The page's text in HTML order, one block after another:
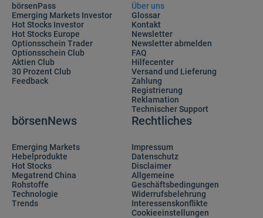
börsenPass
Emerging Markets Investor
Hot Stocks Investor
Hot Stocks Europe
Optionsschein Trader
Optionsschein Club
Aktien Club
30 Prozent Club
Feedback
Über uns
Glossar
Kontakt
Newsletter
Newsletter abmelden
FAQ
Hilfecenter
Versand und Lieferung
Zahlung
Registrierung
Reklamation
Technischer Support
börsenNews
Emerging Markets
Hebelprodukte
Hot Stocks
Megatrend China
Rohstoffe
Technologie
Trends
Rechtliches
Impressum
Datenschutz
Disclaimer
Allgemeine
Geschäftsbedingungen
Widerrufsbelehrung
Interessenskonflikte
Cookieeinstellungen